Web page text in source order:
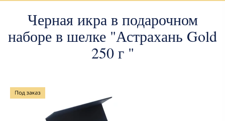
Черная икра в подарочном
наборе в шелке "Астрахань Gold
250 г "